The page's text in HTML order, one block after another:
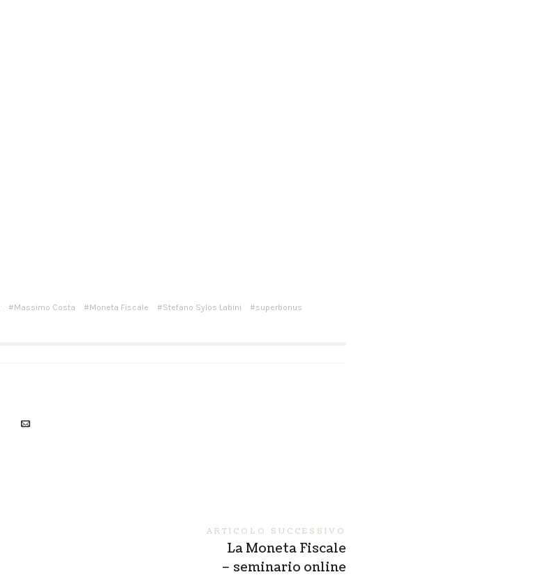
Massimo Costa Moneta Fiscale Stefano Sylos Labini superbonus
ARTICOLO SUCCESSIVO
La Moneta Fiscale
– seminario online